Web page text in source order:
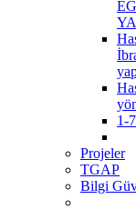
1-
Projeler
TGAP
Bilgi